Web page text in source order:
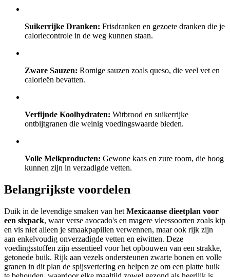
Suikerrijke Dranken: Frisdranken en gezoete dranken die je
caloriecontrole in de weg kunnen staan.
Zware Sauzen: Romige sauzen zoals queso, die veel vet en
calorieën bevatten.
Verfijnde Koolhydraten: Witbrood en suikerrijke
ontbijtgranen die weinig voedingswaarde bieden.
Volle Melkproducten: Gewone kaas en zure room, die hoog
kunnen zijn in verzadigde vetten.
Belangrijkste voordelen
Duik in de levendige smaken van het Mexicaanse dieetplan voor
een sixpack, waar verse avocado's en magere vleessoorten zoals kip
en vis niet alleen je smaakpapillen verwennen, maar ook rijk zijn
aan enkelvoudig onverzadigde vetten en eiwitten. Deze
voedingsstoffen zijn essentieel voor het opbouwen van een strakke,
getonede buik. Rijk aan vezels ondersteunen zwarte bonen en volle
granen in dit plan de spijsvertering en helpen ze om een platte buik